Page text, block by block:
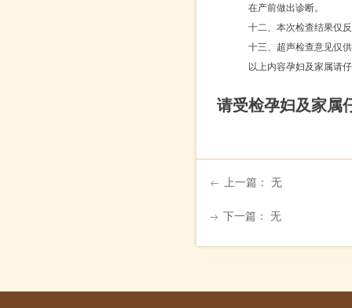
在产前做出诊断。
十二、本次检查结果仅
十三、超声检查意见仅
以上内容孕妇及家属请
请受检孕妇及家属
ꂃ 上一篇： 无
ꁹ 下一篇： 无